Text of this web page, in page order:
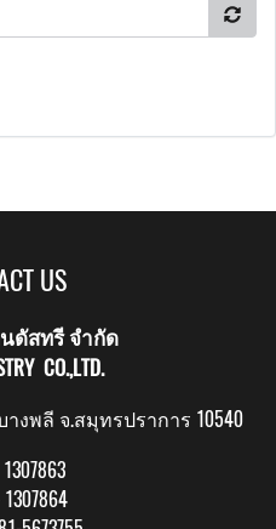
US
ดัสทรี จำกัด
CO.,LTD.
งพลี จ.สมุทรปราการ 10540
1307864